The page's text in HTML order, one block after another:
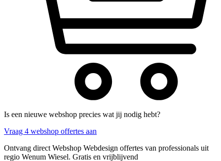
Is een nieuwe webshop precies wat jij nodig hebt?
Vraag 4 webshop offertes aan
Ontvang direct Webshop Webdesign offertes van professionals uit
regio Wenum Wiesel. Gratis en vrijblijvend